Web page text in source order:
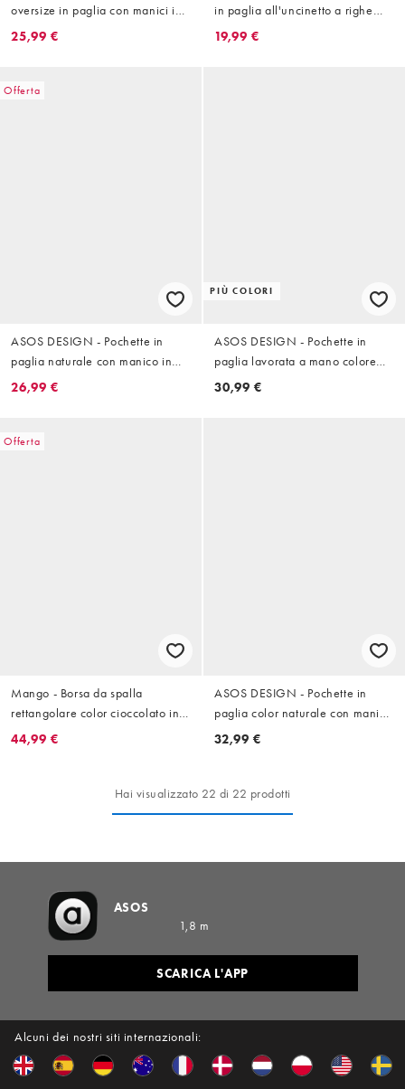
oversize in paglia con manici in
pelle sintetica
25,99 €
in paglia all'uncinetto a righe
monocromatiche
19,99 €
Offerta
ASOS DESIGN - Pochette in
paglia naturale con manico in
resina
26,99 €
PIÙ COLORI
ASOS DESIGN - Pochette in
paglia lavorata a mano colore
naturale con tracolla rimovibile
30,99 €
Offerta
Mango - Borsa da spalla
rettangolare color cioccolato in
tessuto con fibbia
44,99 €
ASOS DESIGN - Pochette in
paglia color naturale con manico
a sfere in resina
32,99 €
Hai visualizzato 22 di 22 prodotti
Alcuni dei nostri siti internazionali:
ASOS
1,8 m
SCARICA L'APP